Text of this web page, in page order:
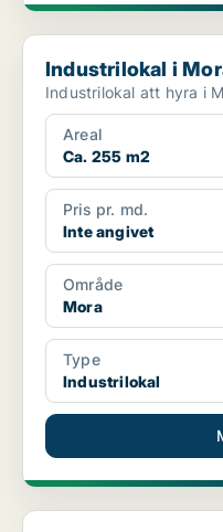
Industrilokal i Mora
Industrilokal i
Industrilokal att hyra i
Areal
Ca. 255 m2
Pris pr. md.
Inte angivet
Område
Mora
Type
Industrilokal
Lager i Mora